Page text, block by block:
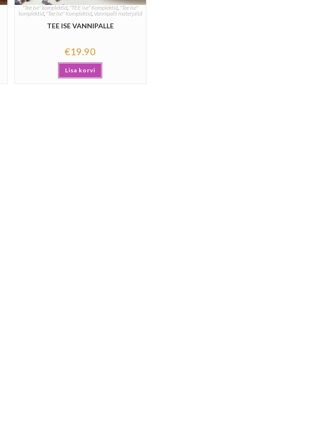
"Tee Ise" komplektid,"TEE ise" Komplektid,"Tee Ise"
komplektid, "Tee Ise" Komplektid, Vannipalli materjalid
TEE ISE VANNIPALLE
€19.90
Lisa korvi